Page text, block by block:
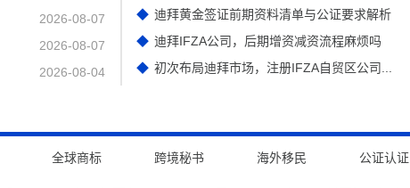
2026-08-07 迪拜黄金签证前期资料清单与公证要求解析
2026-08-07 迪拜IFZA公司，后期增资减资流程麻烦吗
2026-08-04 初次布局迪拜市场，注册IFZA自贸区公司...
全球商标 跨境秘书 海外移民 公证认证